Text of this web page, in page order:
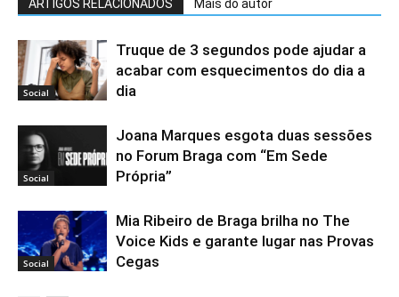
ARTIGOS RELACIONADOS Mais do autor
Social
Truque de 3 segundos pode ajudar a
acabar com esquecimentos do dia a
dia
Social
Joana Marques esgota duas sessões
no Forum Braga com “Em Sede
Própria”
Social
Mia Ribeiro de Braga brilha no The
Voice Kids e garante lugar nas Provas
Cegas